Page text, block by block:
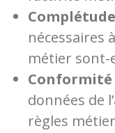
Complétude
nécessaires
métier sont-
Conformité
données de
règles